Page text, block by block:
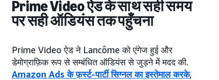
Prime Video ऐड के साथ सही समय
पर सही ऑडियंस तक पहुँचना
Prime Video ऐड ने Lancôme को एंगेज हुई और
डेमोग्राफ़िक रूप से सम्बंधित ऑडियंस से जुड़ने में मदद की.
Amazon Ads के फ़र्स्ट-पार्टी सिग्नल का इस्तेमाल करके,